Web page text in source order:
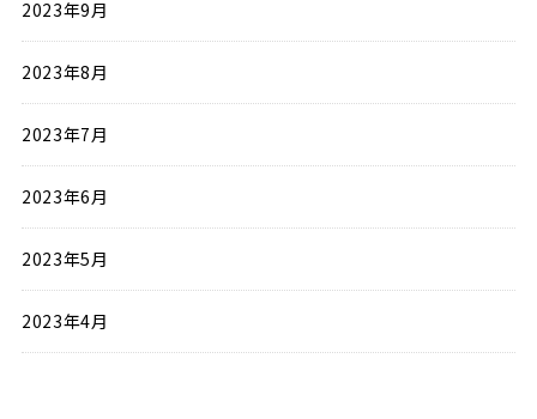
2023年9月
2023年8月
2023年7月
2023年6月
2023年5月
2023年4月